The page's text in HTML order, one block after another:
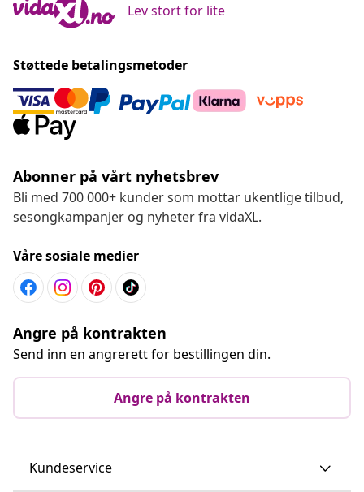
Lev stort for lite
Støttede betalingsmetoder
Abonner på vårt nyhetsbrev
Bli med 700 000+ kunder som mottar ukentlige tilbud,
sesongkampanjer og nyheter fra vidaXL.
Våre sosiale medier
Angre på kontrakten
Send inn en angrerett for bestillingen din.
Angre på kontrakten
Kundeservice